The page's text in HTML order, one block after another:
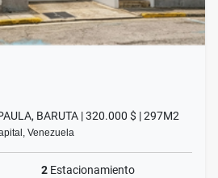
BARUTA | 320.000 $ | 297M2
Venezuela
2 Estacionamiento